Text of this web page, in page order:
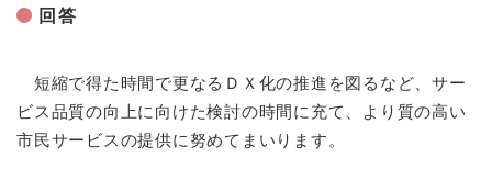
回答
短縮で得た時間で更なるＤＸ化の推進を図るなど、サー
ビス品質の向上に向けた検討の時間に充て、より質の高い
市民サービスの提供に努めてまいります。